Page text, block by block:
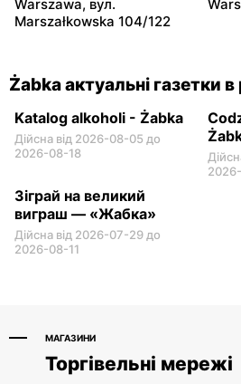
Warszawa, вул. Prosta 2/14
Warszawa, вул.
Marszałkowska 104/122
Żabka актуальні газетки
Katalog alkoholi - Żabka
Дійсна від 2026-08-05 до
2026-08-18
Зіграй на великий
виграш — «Жабка»
Дійсна від 2026-07-29 до
2026-08-11
МАГАЗИНИ
Торгівельні мережі